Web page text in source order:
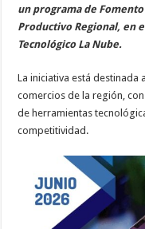
un programa de
Productivo Regional, en
Tecnológico La Nube.
La iniciativa está destinada
comercios de la región,
de herramientas
competitividad.